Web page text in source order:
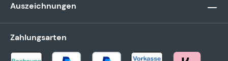
Auszeichnungen
Zahlungsarten